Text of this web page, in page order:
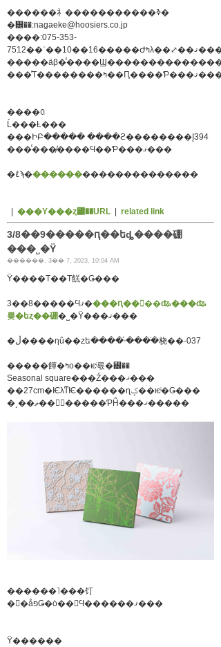
������礻�����������ߢ�
�᡼��:nagaeke@hoosiers.co.jp
����:075-353-
7512��ʿ��10��16�����Ժߤλ��⤢��ޤ���
���ͤΤ��������ߤ��Ԥ����Ƥ���ޤ���
����ꢡ
Ĺ���Ƚ���
���ԻԲ����� ����ϩ��������Į394
���̾���̸����Ϥ��Ƥ���ޤ���
�ܺ٤ϡ���������������������
���Υ���ȥ꡼��URL related link
3/8��9�����ԥ��եȡ����硼
���˽�Ÿ
������, 3�� 7, 2023, 10:04 AM
Ÿ����Τ��Τ餻�Ǥ���
3��8�����Ϥޤ����ԥ��󥿡��ʥ���ʥ
륮�եȥ��硼
�˽�Ÿ���ޤ���
�ڵ����ηû��ȥե����ۥ֡����ֹ桡��-037
�����餫�ߤο��ѥͥ륷�꡼��
Seasonal square���Ź���ޤ���
��27cm�ѤλͳѤ������ɳݤ��ѥͥ�Ǥ���
�͵��ޡ��򥤥᡼�����ƤĤ���ޤ�����
������˥���饤
�󥷥�åפǤ�ȯ��򳫻Ϥ������ޤ���
Ÿ������